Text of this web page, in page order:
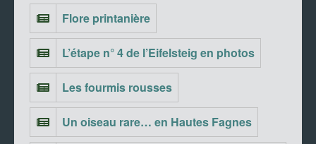
Flore printanière
L’étape n° 4 de l’Eifelsteig en photos
Les fourmis rousses
Un oiseau rare… en Hautes Fagnes